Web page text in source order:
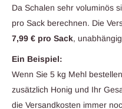
Da Schalen sehr voluminös
pro Sack berechnen. Die
7,99 € pro Sack,
Ein Beispiel:
Wenn Sie 5 kg Mehl
zusätzlich Honig und Ihr
die Versandkosten immer